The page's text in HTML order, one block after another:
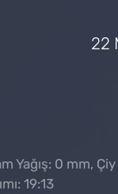
22
Yağış: 0 mm, Çiy
19:13